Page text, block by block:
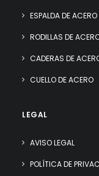
ESPALDA DE ACERO
RODILLAS DE
CADERAS DE
CUELLO DE ACERO
LEGAL
AVISO LEGAL
POLÍTICA DE